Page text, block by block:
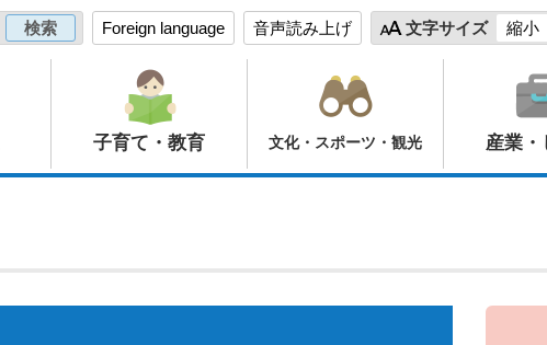
Foreign language 音声読み上げ 文字サイズ 縮小
子育て・教育 文化・スポーツ・観光 産業・